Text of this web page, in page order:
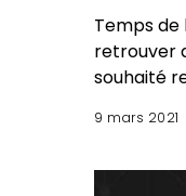
Temps de
retrouver
souhaité
9 mars 2021